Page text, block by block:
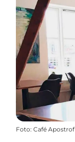
Foto: Café Apostrof